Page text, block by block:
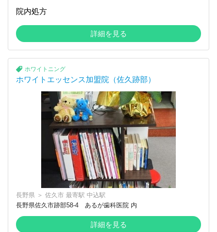
院内処方
詳細を見る
ホワイトニング
ホワイトエッセンス加盟院（佐久跡部）
長野県 ＞ 佐久市 最寄駅 中込駅
長野県佐久市跡部58-4 あるが歯科医院 内
詳細を見る